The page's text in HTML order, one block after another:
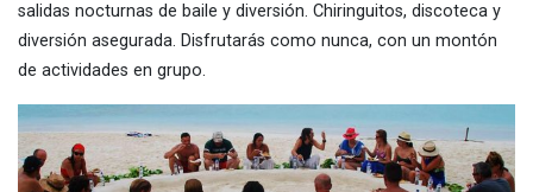
salidas nocturnas de baile y diversión. Chiringuitos, discoteca y
diversión asegurada. Disfrutarás como nunca, con un montón
de actividades en grupo.